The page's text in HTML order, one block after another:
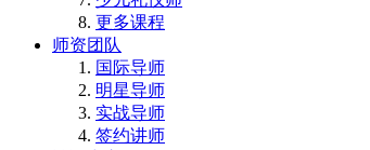
更多课程
师资团队
国际导师
明星导师
实战导师
签约讲师